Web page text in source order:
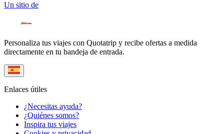
Un sitio de
Personaliza tus viajes con Quotatrip y recibe ofertas a medida
directamente en tu bandeja de entrada.
Enlaces útiles
¿Necesitas ayuda?
¿Quiénes somos?
Inspira tus viajes